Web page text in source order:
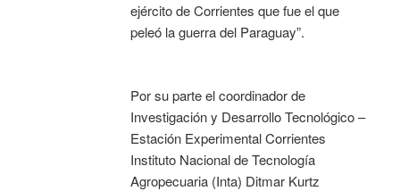
ejército de Corrientes que fue el que
peleó la guerra del Paraguay”.
Por su parte el coordinador de
Investigación y Desarrollo Tecnológico –
Estación Experimental Corrientes
Instituto Nacional de Tecnología
Agropecuaria (Inta) Ditmar Kurtz